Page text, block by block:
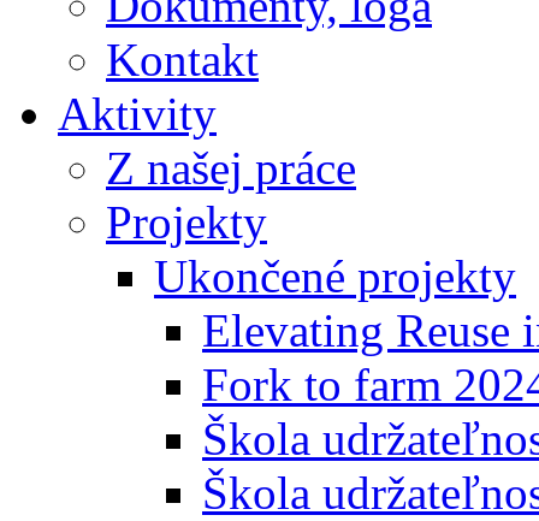
Kontakt
Aktivity
Z našej práce
Projekty
Ukončené projekty
Elevating Reuse
Fork to farm
Škola
Škola